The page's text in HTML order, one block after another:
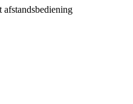
afstandsbediening